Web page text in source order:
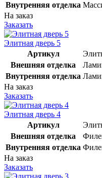
Внутренняя отделка
На заказ
Заказать
Элитная дверь 5
Артикул
Внешняя отделка
Внутренняя отделка
На заказ
Заказать
Элитная дверь 4
Артикул
Внешняя отделка
Внутренняя отделка
На заказ
Заказать